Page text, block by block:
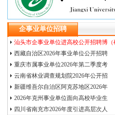
企事业单位招聘
汕头市企事业单位进高校公开招聘博
西藏自治区2026年事业单位公开招聘
重庆市属事业单位2026年第二季度考
云南省林业调查规划院2026年公开招
新疆维吾尔自治区阿克苏地区2026年
2026年克州事业单位面向高校毕业生
四川省南充市2026年度引进高层次人